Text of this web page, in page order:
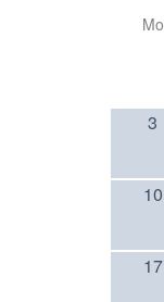
Mo
3
10
17